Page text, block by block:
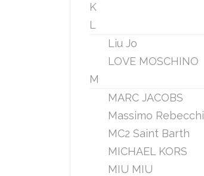
K
L
Liu Jo
LOVE MOSCHINO
M
MARC JACOBS
Massimo Rebecchi
MC2 Saint Barth
MICHAEL KORS
MIU MIU